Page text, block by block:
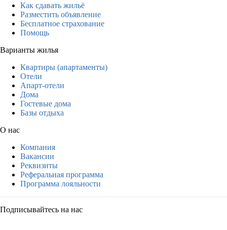
Как сдавать жильё
Разместить объявление
Бесплатное страхование
Помощь
Варианты жилья
Квартиры (апартаменты)
Отели
Апарт-отели
Дома
Гостевые дома
Базы отдыха
О нас
Компания
Вакансии
Реквизиты
Реферальная программа
Программа лояльности
Подписывайтесь на нас